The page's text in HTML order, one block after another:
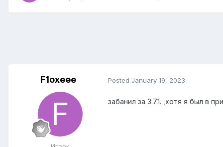
F1oxeee Posted January 19, 2023
забанил за 3.7.1. ,хотя я был в